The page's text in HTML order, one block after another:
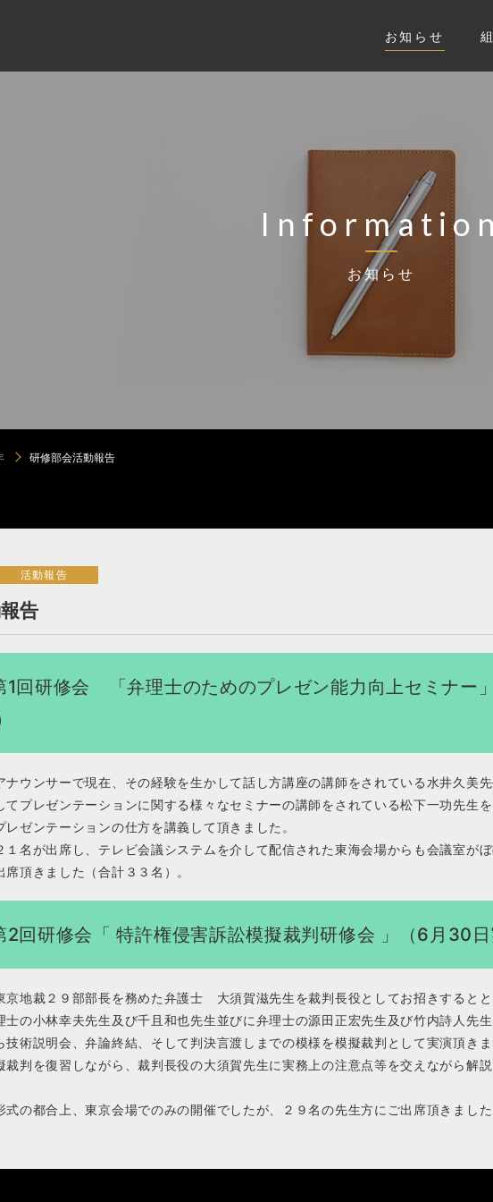
お知らせ
Information
お知らせ
研修部会活動報告
活動報告
告
1回研修会 「弁理士のためのプレゼン能力向上セミナー
ウンサーで現在、その経験を生かして話し方講座の講師をされている水井久美
てプレゼンテーションに関する様々なセミナーの講師をされている松下一功先生
レゼンテーションの仕方を講義して頂きました。
名が出席し、テレビ会議システムを介して配信された東海会場からも会議室がぼ
席頂きました（合計３３名）。
2回研修会「 特許権侵害訴訟模擬裁判研修会 」（6月30日
地裁２９部部長を務めた弁護士 大須賀滋先生を裁判長役としてお招きすると
士の小林幸夫先生及び千且和也先生並びに弁理士の源田正宏先生及び竹内詩人先
技術説明会、弁論終結、そして判決言渡しまでの模様を模擬裁判として実演頂き
裁判を復習しながら、裁判長役の大須賀先生に実務上の注意点等を交えながら解
の都合上、東京会場でのみの開催でしたが、２９名の先生方にご出席頂きました